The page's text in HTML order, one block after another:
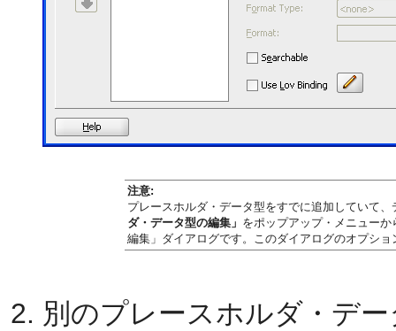
注意:
プレースホルダ・データ型をすでに追加していて
ダ・データ型の編集」 をポップアップ・メニュー
編集」ダイアログです。このダイアログのオプシ
別のプレースホルダ・デ